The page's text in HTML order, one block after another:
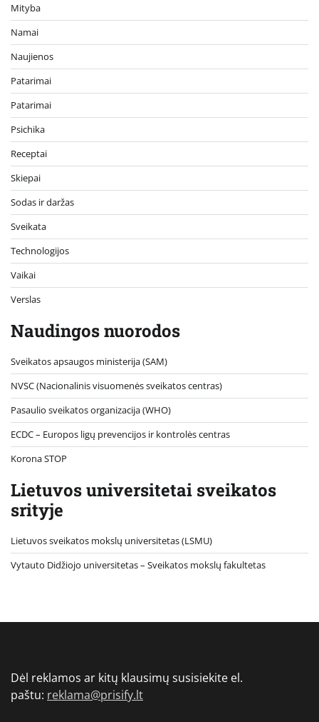
Mityba
Namai
Naujienos
Patarimai
Patarimai
Psichika
Receptai
Skiepai
Sodas ir daržas
Sveikata
Technologijos
Vaikai
Verslas
Naudingos nuorodos
Sveikatos apsaugos ministerija (SAM)
NVSC (Nacionalinis visuomenės sveikatos centras)
Pasaulio sveikatos organizacija (WHO)
ECDC – Europos ligų prevencijos ir kontrolės centras
Korona STOP
Lietuvos universitetai sveikatos
srityje
Lietuvos sveikatos mokslų universitetas (LSMU)
Vytauto Didžiojo universitetas– Sveikatos mokslų fakultetas
Dėl reklamos ar kitų klausimų susisiekite el.
paštu: reklama@prisify.lt